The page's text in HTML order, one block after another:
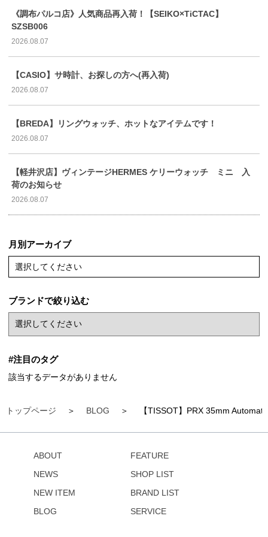
トップページ BLOG 【TISSOT】PRX 35mm
《調布パルコ店》人気商品再入荷！【SEIKO×TiCTAC】
SZSB006
2026.08.07
【CASIO】サ時計、お探しの方へ(再入荷)
2026.08.07
【BREDA】リングウォッチ、ホットなアイテムです！
2026.08.07
【軽井沢店】ヴィンテージHERMES ケリーウォッチ ミニ 入
荷のお知らせ
2026.08.07
月別アーカイブ
選択してください
ブランドで絞り込む
#注目のタグ
該当するデータがありません
ABOUT
NEWS
NEW ITEM
BLOG
FEATURE
SHOP LIST
BRAND LIST
SERVICE